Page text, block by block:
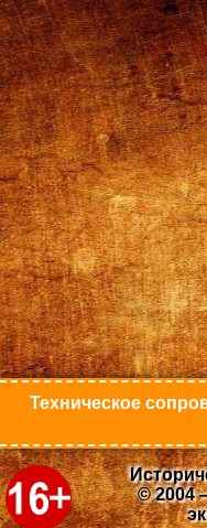
Техническое
© 2004